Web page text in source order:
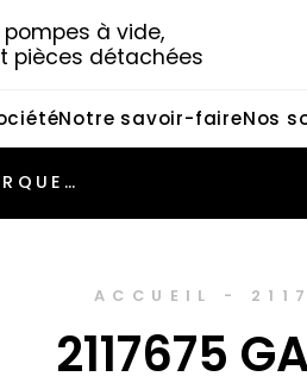
à vide,
pièces détachées
Notre savoir-faireNos
ACCUEIL -
2117675